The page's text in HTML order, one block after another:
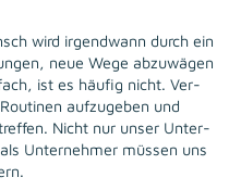
wird irgendwann durch ein
neue Wege abzuwägen
ist es häufig nicht. Ver­
aufzugeben und
Nicht nur unser Unter­
Unternehmer müssen uns